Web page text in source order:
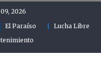
2026
El Paraíso
Lucha Libre